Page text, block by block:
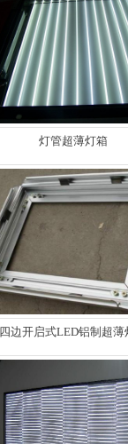
灯管超薄灯箱
四边开启式LED铝制超薄